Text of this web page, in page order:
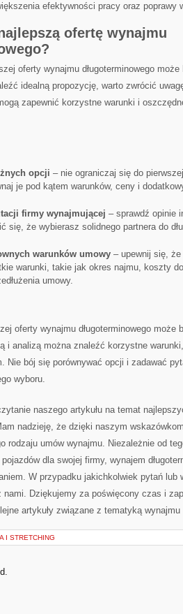
efektywności​ pracy‌ oraz poprawy
ofertę wynajmu
oferty wynajmu ⁢długoterminowego
idealną propozycję, warto⁤ zwrócić
zapewnić korzystne warunki i
opcji – nie ‍ograniczaj się do
je pod ⁤kątem warunków, ceny ‍i
firmy wynajmującej – sprawdź opinie⁢
się, że wybierasz solidnego partnera do
warunków‌ umowy– upewnij się, że
warunki, takie jak okres najmu, koszty
umowy.
oferty ‍wynajmu długoterminowego⁢ może
i⁣ analizą można znaleźć korzystne
⁣Nie⁢ bój się porównywać opcji ‌i zadawać
wyboru.
naszego artykułu⁢ na temat
nadzieję, że⁢ dzięki⁤ naszym
rodzaju umów wynajmu. Niezależnie od
dla swojej ​firmy, ⁢wynajem
W‍ przypadku ⁢jakichkolwiek pytań
nami. Dziękujemy za poświęcony czas i
artykuły‍ związane z⁤ tematyką
I STRETCHING